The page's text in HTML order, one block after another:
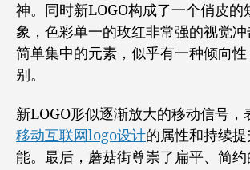
神。同时新LOGO构成了一个俏皮的
象，色彩单一的玫红非常强的视觉
简单集中的元素，似乎有一种倾向
别。
新LOGO形似逐渐放大的移动信号，
移动互联网logo设计的属性和持续
能。最后，蘑菇街尊崇了扁平、简约